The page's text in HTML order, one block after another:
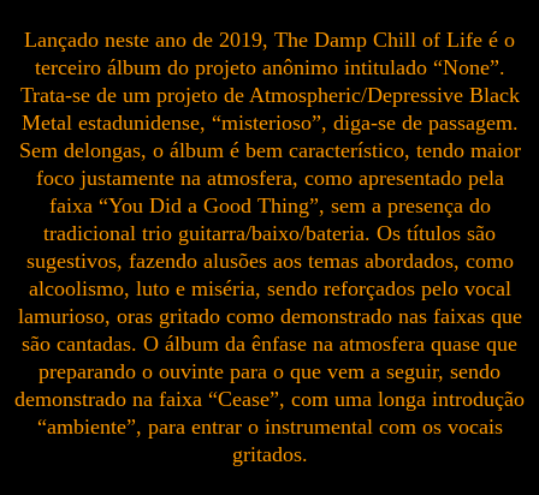
Lançado neste ano de 2019, The Damp Chill of Life é o
terceiro álbum do projeto anônimo intitulado “None”.
Trata-se de um projeto de Atmospheric/Depressive Black
Metal estadunidense, “misterioso”, diga-se de passagem.
Sem delongas, o álbum é bem característico, tendo maior
foco justamente na atmosfera, como apresentado pela
faixa “You Did a Good Thing”, sem a presença do
tradicional trio guitarra/baixo/bateria. Os títulos são
sugestivos, fazendo alusões aos temas abordados, como
alcoolismo, luto e miséria, sendo reforçados pelo vocal
lamurioso, oras gritado como demonstrado nas faixas que
são cantadas. O álbum da ênfase na atmosfera quase que
preparando o ouvinte para o que vem a seguir, sendo
demonstrado na faixa “Cease”, com uma longa introdução
“ambiente”, para entrar o instrumental com os vocais
gritados.